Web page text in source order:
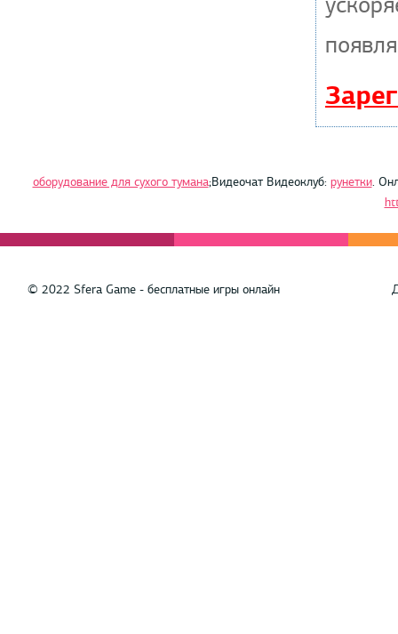
оборудование для сухого тумана;Видеочат Видеоклуб: рунетки.
© 2022 Sfera Game - бесплатные игры онлайн